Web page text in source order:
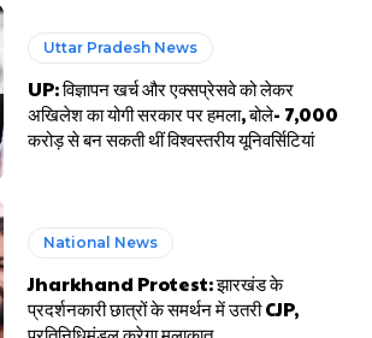
Uttar Pradesh News
UP: विज्ञापन खर्च और एक्सप्रेसवे को लेकर
अखिलेश का योगी सरकार पर हमला, बोले- 7,000
करोड़ से बन सकती थीं विश्वस्तरीय यूनिवर्सिटियां
National News
Jharkhand Protest: झारखंड के
प्रदर्शनकारी छात्रों के समर्थन में उतरी CJP,